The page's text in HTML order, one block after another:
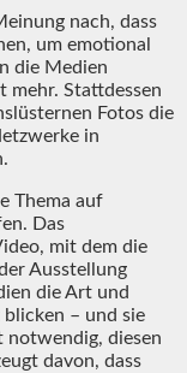
nach, dass
um emotional
die Medien
mehr. Stattdessen
Fotos die
in
Thema auf
Das
mit dem die
Ausstellung
die Art und
– und sie
notwendig, diesen
davon, dass